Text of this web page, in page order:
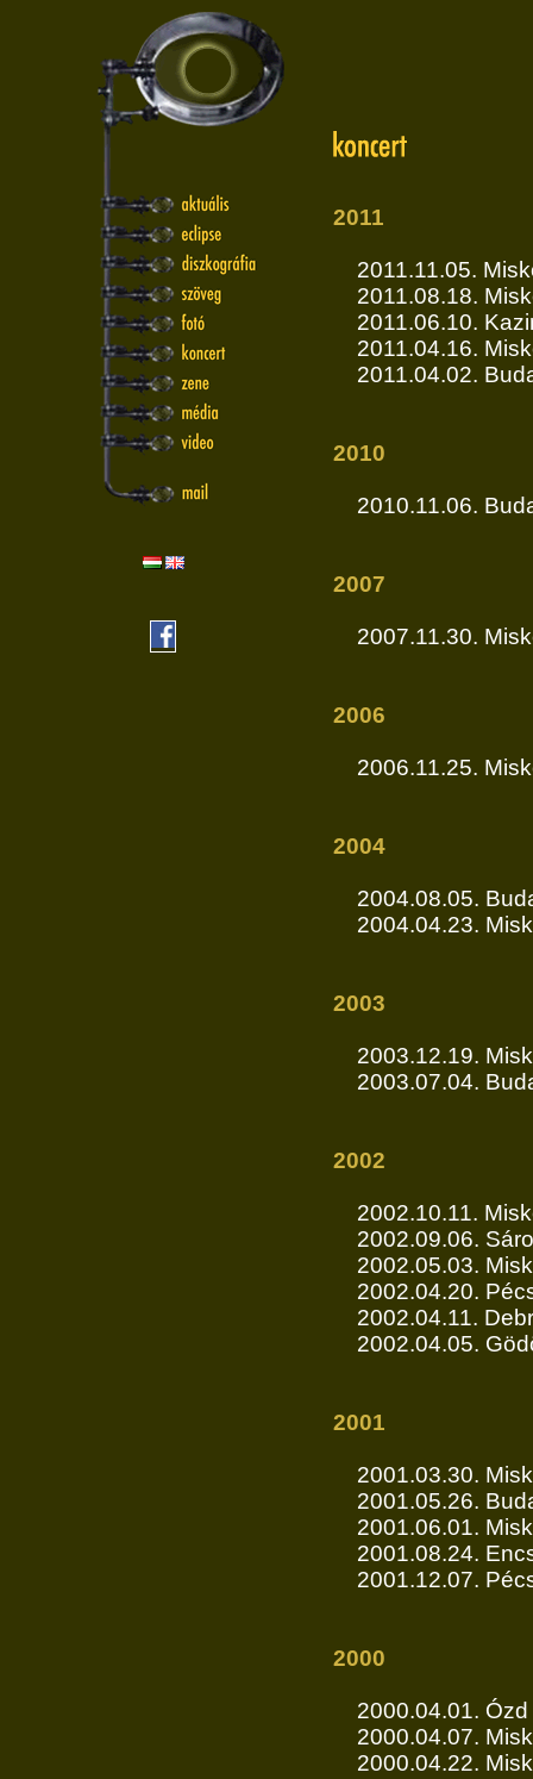
2011
2011.11.05.
2011.08.18.
2011.06.10.
2011.04.16.
2011.04.02.
2010
2010.11.06.
2007
2007.11.30.
2006
2006.11.25.
2004
2004.08.05.
2004.04.23.
2003
2003.12.19.
2003.07.04.
2002
2002.10.11.
2002.09.06.
2002.05.03.
2002.04.20.
2002.04.11.
2002.04.05.
2001
2001.03.30.
2001.05.26.
2001.06.01.
2001.08.24.
2001.12.07.
2000
2000.04.01. Ózd
2000.04.07.
2000.04.22.